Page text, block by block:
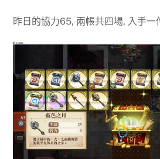
昨日的協力65, 兩帳共四場, 入手一